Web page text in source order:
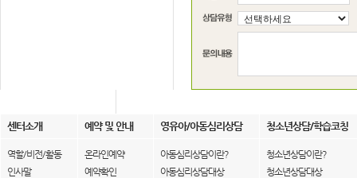
센터소개 예약 및 안내 영유아/아동심리상담 청소년상담/학습코칭
역할/비전/활동
인사말
온라인예약
예약확인
아동심리상담이란?
아동심리상담대상
청소년상담이란?
청소년상담대상